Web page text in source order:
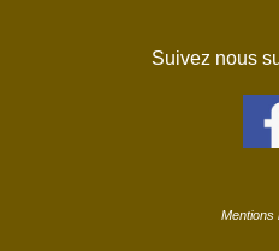
Suivez nous
Mentions